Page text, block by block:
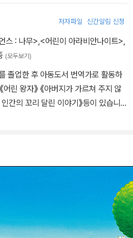
저자파일 신간알림 신청
스 : 나무>,<어린이 아라비안나이트>,
(모두보기)
졸업한 후 아동도서 번역가로 활동하
린 왕자》 《아버지가 가르쳐 주지 않
간의 꼬리 달린 이야기》등이 있습니